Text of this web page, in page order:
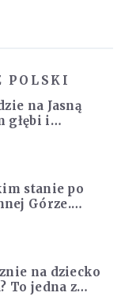
POLSKI
na Jasną
głębi i
stanie po
Górze.
dwóch
na dziecko
To jedna z